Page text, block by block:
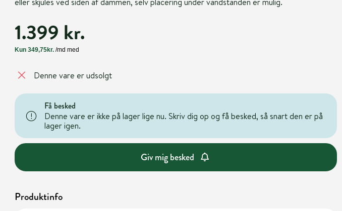
1.399 kr.
Denne vare er udsolgt
Få besked
Denne vare er ikke på lager lige nu. Skriv dig op og få besked, så snart den er på
lager igen.
Giv mig besked
Produktinfo